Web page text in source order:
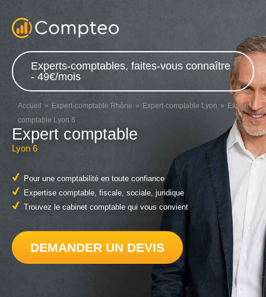
Experts-comptables, faites-vous connaître
- 49€/mois
Accueil Expert-comptable Rhône Expert-comptable Lyon
Expert
comptable Lyon 6
Expert comptable
Lyon 6
Pour une comptabilité en toute confiance
Expertise comptable, fiscale, sociale, juridique
Trouvez le cabinet comptable qui vous convient
DEMANDER UN DEVIS